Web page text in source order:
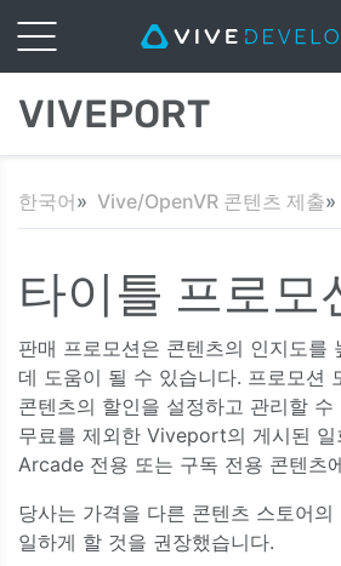
VIVEPORT
한국어 Vive/OpenVR 콘텐츠 제출
타이틀 프로모
판매 프로모션은 콘텐츠의 인지도를
데 도움이 될 수 있습니다. 프로모션
콘텐츠의 할인을 설정하고 관리할
무료를 제외한 Viveport의 게시된 일
Arcade 전용 또는 구독 전용 콘텐츠
당사는 가격을 다른 콘텐츠 스토어
일하게 할 것을 권장했습니다.